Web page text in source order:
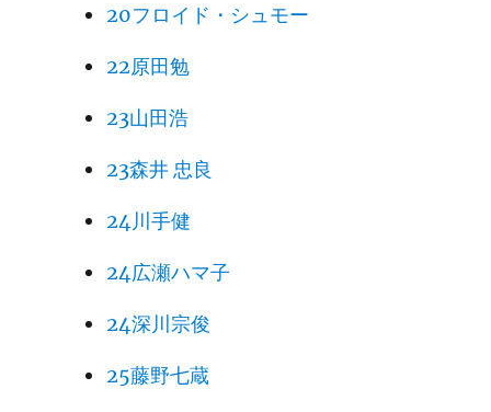
20フロイド・シュモー
22原田勉
23山田浩
23森井 忠良
24川手健
24広瀬ハマ子
24深川宗俊
25藤野七蔵